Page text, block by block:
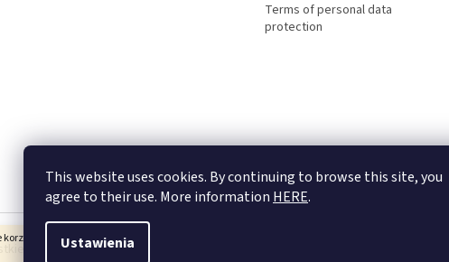
This website uses cookies. By continuing to browse this site, you
agree to their use. More information HERE.
Ustawienia
korzyści (stania się naszym
Terms of personal data
protection
Mountfield Premium pools & enclosures Pool
prawa zastrzeżone.